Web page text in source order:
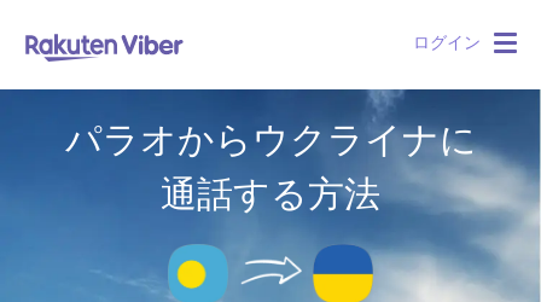
ログイン
パラオからウクライナに
通話する方法